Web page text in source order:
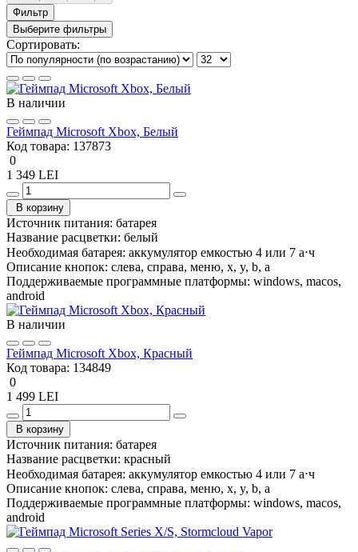
Фильтр
Выберите фильтры
Сортировать:
В наличии
Геймпад Microsoft Xbox, Белый
Код товара: 137873
0
1 349 LEI
В корзину
Источник питания: батарея
Название расцветки: белый
Необходимая батарея: аккумулятор емкостью 4 или 7 а⋅ч
Описание кнопок: слева, справа, меню, x, y, b, a
Поддерживаемые программные платформы: windows, macos,
android
В наличии
Геймпад Microsoft Xbox, Красный
Код товара: 134849
0
1 499 LEI
В корзину
Источник питания: батарея
Название расцветки: красный
Необходимая батарея: аккумулятор емкостью 4 или 7 а⋅ч
Описание кнопок: слева, справа, меню, x, y, b, a
Поддерживаемые программные платформы: windows, macos,
android